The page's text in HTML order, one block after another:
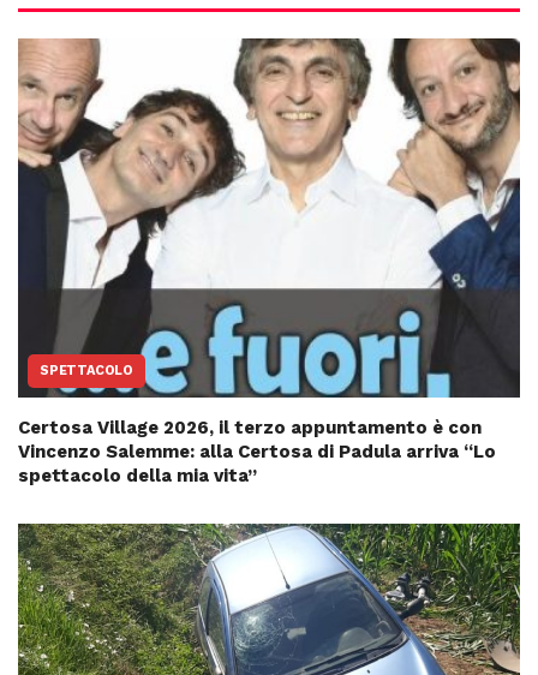
SPETTACOLO
Certosa Village 2026, il terzo appuntamento è con
Vincenzo Salemme: alla Certosa di Padula arriva “Lo
spettacolo della mia vita”